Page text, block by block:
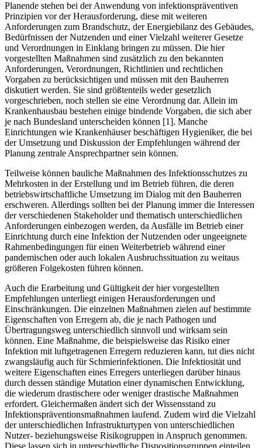
Planende stehen bei der Anwendung von infektionspräventiven
Prinzipien vor der Herausforderung, diese mit weiteren
Anforderungen zum Brandschutz, der Energiebilanz des Gebäudes,
Bedürfnissen der Nutzenden und einer Vielzahl weiterer Gesetze
und Verordnungen in Einklang bringen zu müssen. Die hier
vorgestellten Maßnahmen sind zusätzlich zu den bekannten
Anforderungen, Verordnungen, Richtlinien und rechtlichen
Vorgaben zu berücksichtigen und müssen mit den Bauherren
diskutiert werden. Sie sind größtenteils weder gesetzlich
vorgeschrieben, noch stellen sie eine Verordnung dar. Allein im
Krankenhausbau bestehen einige bindende Vorgaben, die sich aber
je nach Bundesland unterscheiden können [1]. Manche
Einrichtungen wie Krankenhäuser beschäftigen Hygieniker, die bei
der Umsetzung und Diskussion der Empfehlungen während der
Planung zentrale Ansprechpartner sein können.
Teilweise können bauliche Maßnahmen des Infektionsschutzes zu
Mehrkosten in der Erstellung und im Betrieb führen, die deren
betriebswirtschaftliche Umsetzung im Dialog mit den Bauherren
erschweren. Allerdings sollten bei der Planung immer die Interessen
der verschiedenen Stakeholder und thematisch unterschiedlichen
Anforderungen einbezogen werden, da Ausfälle im Betrieb einer
Einrichtung durch eine Infektion der Nutzenden oder ungeeignete
Rahmenbedingungen für einen Weiterbetrieb während einer
pandemischen oder auch lokalen Ausbruchssituation zu weitaus
größeren Folgekosten führen können.
Auch die Erarbeitung und Gültigkeit der hier vorgestellten
Empfehlungen unterliegt einigen Herausforderungen und
Einschränkungen. Die einzelnen Maßnahmen zielen auf bestimmte
Eigenschaften von Erregern ab, die je nach Pathogen und
Übertragungsweg unterschiedlich sinnvoll und wirksam sein
können. Eine Maßnahme, die beispielsweise das Risiko einer
Infektion mit luftgetragenen Erregern reduzieren kann, tut dies nicht
zwangsläufig auch für Schmierinfektionen. Die Infektiosität und
weitere Eigenschaften eines Erregers unterliegen darüber hinaus
durch dessen ständige Mutation einer dynamischen Entwicklung,
die wiederum drastischere oder weniger drastische Maßnahmen
erfordert. Gleichermaßen ändert sich der Wissensstand zu
Infektionspräventionsmaßnahmen laufend. Zudem wird die Vielzahl
der unterschiedlichen Infrastrukturtypen von unterschiedlichen
Nutzer- beziehungsweise Risikogruppen in Anspruch genommen.